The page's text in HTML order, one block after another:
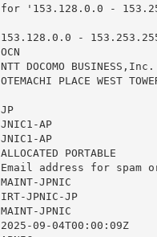
for '153.128.0.0 -
-
BUSINESS,Inc.
PLACE WEST
AP
AP
PORTABLE
address for spam or
JPNIC
JPNIC-JP
JPNIC
09-04T00:00:09Z